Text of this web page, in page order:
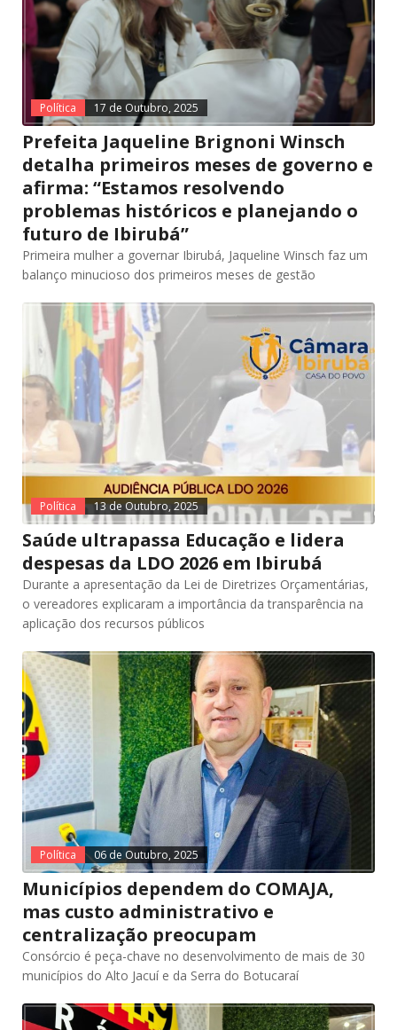
Política 17 de Outubro, 2025
Prefeita Jaqueline Brignoni Winsch
detalha primeiros meses de governo e
afirma: “Estamos resolvendo
problemas históricos e planejando o
futuro de Ibirubá”
Primeira mulher a governar Ibirubá, Jaqueline Winsch faz um
balanço minucioso dos primeiros meses de gestão
Política 13 de Outubro, 2025
Saúde ultrapassa Educação e lidera
despesas da LDO 2026 em Ibirubá
Durante a apresentação da Lei de Diretrizes Orçamentárias,
o vereadores explicaram a importância da transparência na
aplicação dos recursos públicos
Política 06 de Outubro, 2025
Municípios dependem do COMAJA,
mas custo administrativo e
centralização preocupam
Consórcio é peça-chave no desenvolvimento de mais de 30
municípios do Alto Jacuí e da Serra do Botucaraí